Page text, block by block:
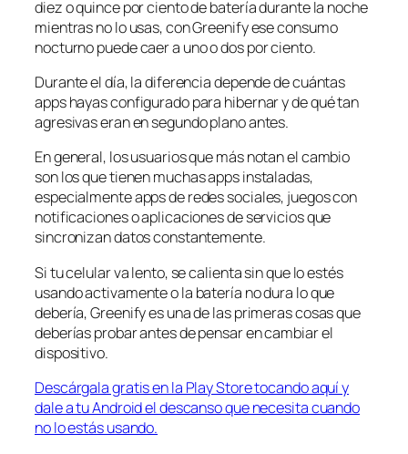
diez o quince por ciento de batería durante la noche
mientras no lo usas, con Greenify ese consumo
nocturno puede caer a uno o dos por ciento.
Durante el día, la diferencia depende de cuántas
apps hayas configurado para hibernar y de qué tan
agresivas eran en segundo plano antes.
En general, los usuarios que más notan el cambio
son los que tienen muchas apps instaladas,
especialmente apps de redes sociales, juegos con
notificaciones o aplicaciones de servicios que
sincronizan datos constantemente.
Si tu celular va lento, se calienta sin que lo estés
usando activamente o la batería no dura lo que
debería, Greenify es una de las primeras cosas que
deberías probar antes de pensar en cambiar el
dispositivo.
Descárgala gratis en la Play Store tocando aquí y
dale a tu Android el descanso que necesita cuando
no lo estás usando.